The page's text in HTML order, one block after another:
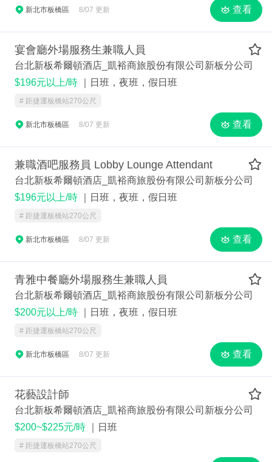
成為橫跨兩岸的連鎖百貨體系，合併營收突破1,000
億。未來將持續創新、落實服務，期許成為海峽兩
岸一流的零售集團及時尚生活的領導者。
新北市板橋區 8/07 更新 查看
宴會廳外場服務生兼職人員
台北新板希爾頓酒店_凱裕商旅股份有限公司新板分公司
$196元以上/時
｜日班，夜班，假日班
# 距捷運板橋站270公尺
新北市板橋區 8/07 更新 查看
兼職酒吧服務員 Lobby Lounge Attendant
台北新板希爾頓酒店_凱裕商旅股份有限公司新板分公司
$196元以上/時
｜日班，夜班，假日班
# 距捷運板橋站270公尺
新北市板橋區 8/07 更新 查看
青雅中餐廳外場服務生兼職人員
台北新板希爾頓酒店_凱裕商旅股份有限公司新板分公司
$200元以上/時
｜日班，夜班，假日班
# 距捷運板橋站270公尺
新北市板橋區 8/07 更新 查看
花藝設計師
台北新板希爾頓酒店_凱裕商旅股份有限公司新板分公司
$200~$225元/時
｜日班
# 距捷運板橋站270公尺